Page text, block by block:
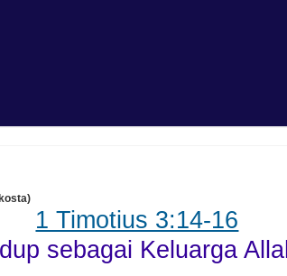
1 Timotius 3:14-16
sebagai Keluarga